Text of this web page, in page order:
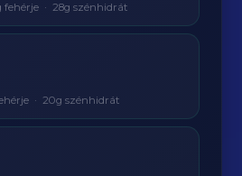
fehérje · 28g szénhidrát
· 20g szénhidrát